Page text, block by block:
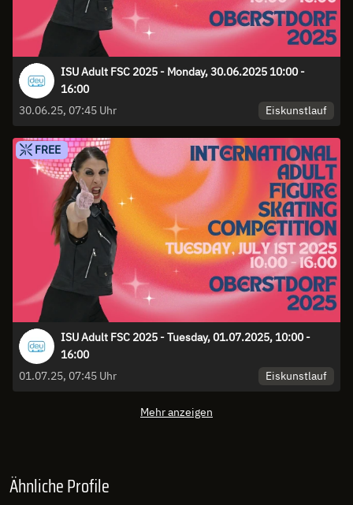
ISU Adult FSC 2025 - Monday, 30.06.2025 10:00 -
16:00
30.06.25, 07:45 Uhr
Eiskunstlauf
FREE
ISU Adult FSC 2025 - Tuesday, 01.07.2025, 10:00 -
16:00
01.07.25, 07:45 Uhr
Eiskunstlauf
Mehr anzeigen
Ähnliche Profile